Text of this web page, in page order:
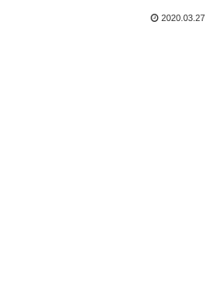
2020.03.27